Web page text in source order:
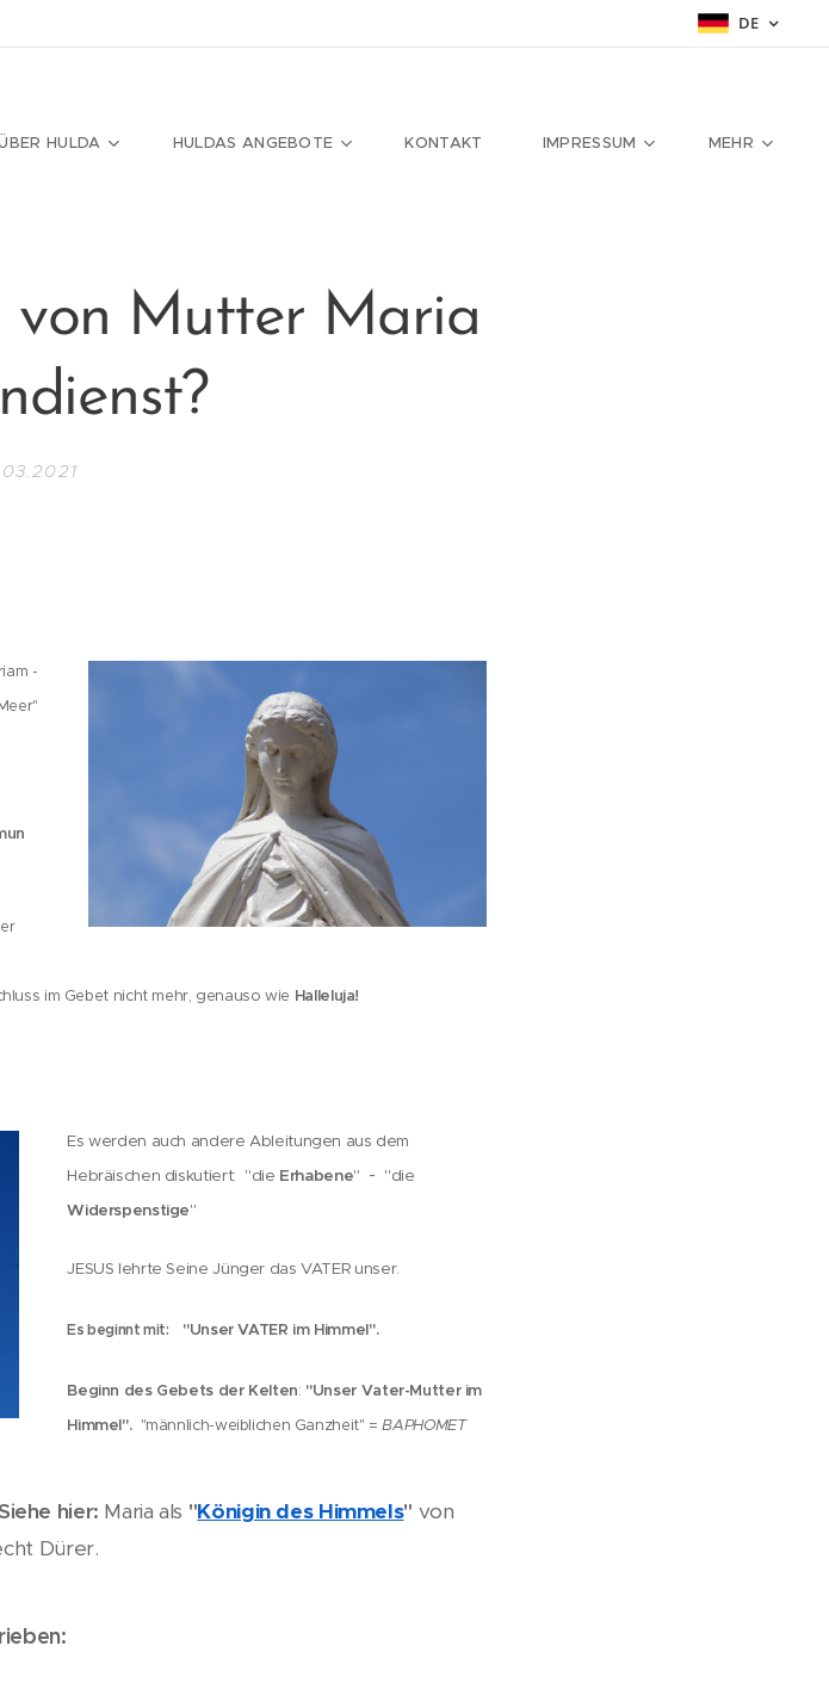
DE
HULDA HULDAS ANGEBOTE KONTAKT IMPRESSUM MEHR
von Mutter Maria
-
im Gebet nicht mehr, genauso wie Halleluja!
Es werden auch andere Ableitungen aus dem
Hebräischen diskutiert: "die Erhabene" - "die
Widerspenstige"
JESUS lehrte Seine Jünger das VATER unser.
Es beginnt mit: "Unser VATER im Himmel".
Beginn des Gebets der Kelten: "Unser Vater-Mutter im
Himmel". "männlich-weiblichen Ganzheit" =BAPHOMET
hier: Maria als "Königin des Himmels" von
Dürer.